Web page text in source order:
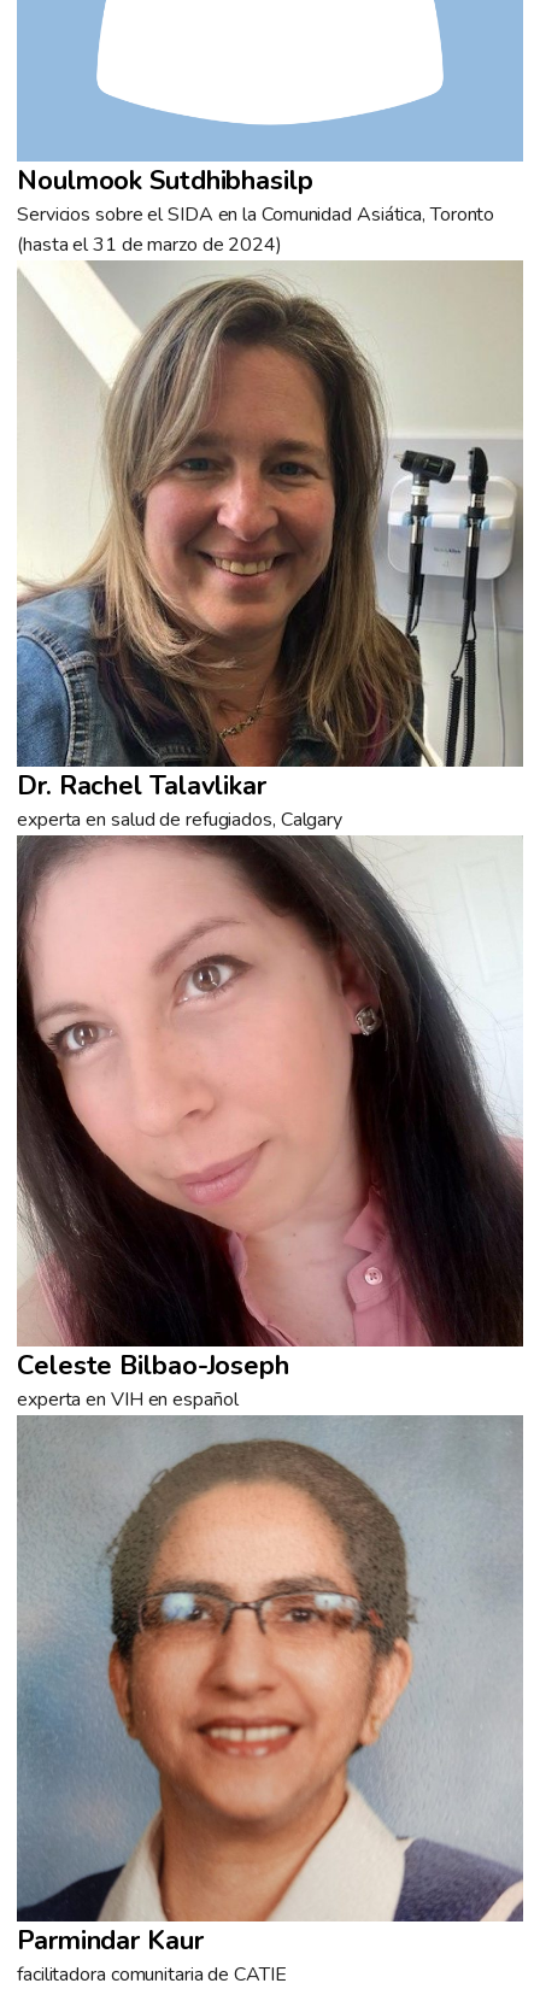
Noulmook Sutdhibhasilp
Servicios sobre el SIDA en la Comunidad Asiática, Toronto
(hasta el 31 de marzo de 2024)
Dr. Rachel Talavlikar
experta en salud de refugiados, Calgary
Celeste Bilbao-Joseph
experta en VIH en español
Parmindar Kaur
facilitadora comunitaria de CATIE